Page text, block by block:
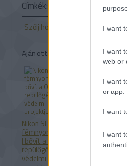
I want
I want
web or
I want
or app.
I want
I want
Címkék: 3D
Szólj hozzá!
Ajánlott bejegyzések:
Nikon SLM
fémnyomtatóva
l bővít a ONE3D a
repülőgép- és
védelmi ipari
1000 szinte
teljes
egészében